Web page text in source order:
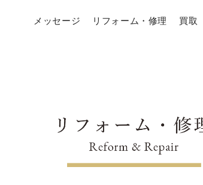
メッセージ リフォーム・修理 買取